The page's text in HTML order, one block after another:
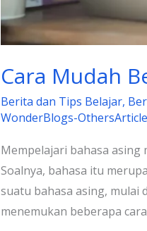
Cara Mudah
Berita dan Tips Belajar,
WonderBlogs-OthersArticle
Mempelajari bahasa asing
Soalnya, bahasa itu
suatu bahasa asing, mulai
menemukan beberapa